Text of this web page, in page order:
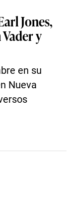
Jones,
y
en su
Nueva